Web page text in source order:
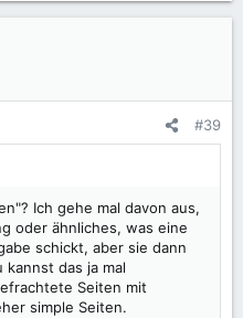
#39
Ich gehe mal davon aus,
oder ähnliches, was eine
schickt, aber sie dann
das ja mal
Seiten mit
simple Seiten.